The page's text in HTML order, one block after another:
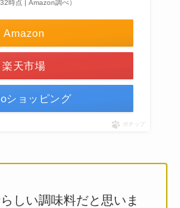
時点 | Amazon調べ）
Amazon
楽天市場
ショッピング
ポチップ
しい調味料だと思いま